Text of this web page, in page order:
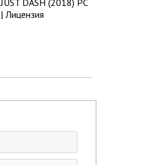
| Лицензия